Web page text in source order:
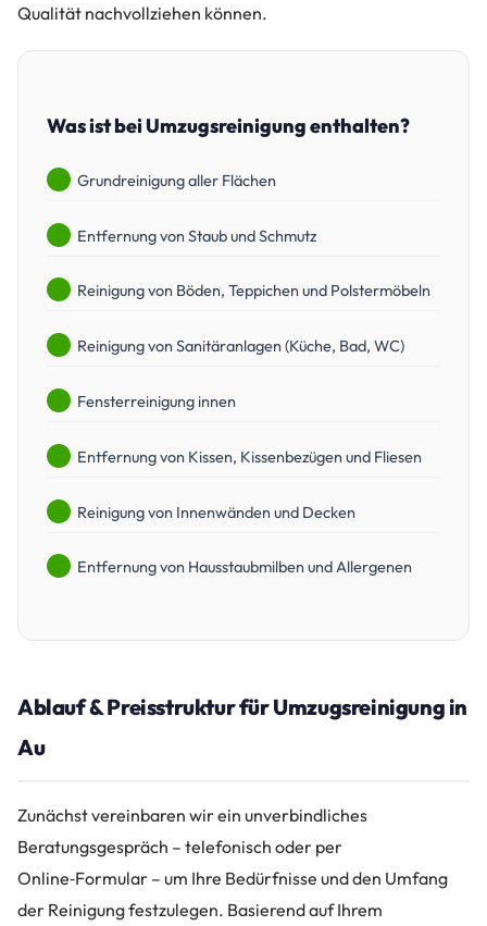
Qualität nachvollziehen können.
Was ist bei Umzugsreinigung enthalten?
Grundreinigung aller Flächen
Entfernung von Staub und Schmutz
Reinigung von Böden, Teppichen und Polstermöbeln
Reinigung von Sanitäranlagen (Küche, Bad, WC)
Fensterreinigung innen
Entfernung von Kissen, Kissenbezügen und Fliesen
Reinigung von Innenwänden und Decken
Entfernung von Hausstaubmilben und Allergenen
Ablauf & Preisstruktur für Umzugsreinigung in
Au
Zunächst vereinbaren wir ein unverbindliches
Beratungsgespräch – telefonisch oder per
Online‑Formular – um Ihre Bedürfnisse und den Umfang
der Reinigung festzulegen. Basierend auf Ihrem